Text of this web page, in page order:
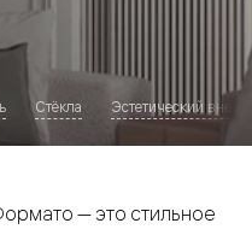
Стёкла Эстетический
— это стильное